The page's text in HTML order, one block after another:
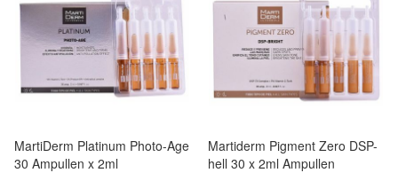
MartiDerm Platinum Photo-Age
30 Ampullen x 2ml
Martiderm Pigment Zero DSP-
hell 30 x 2ml Ampullen